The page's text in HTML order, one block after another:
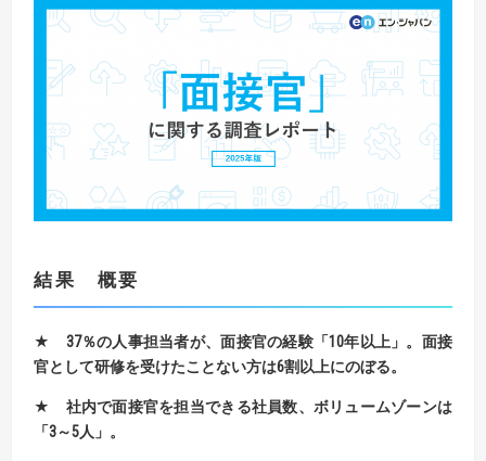
結果 概要
★ 37％の人事担当者が、面接官の経験「10年以上」。 面接
官として研修を受けたことない方は6割以上にのぼる。
★ 社内で面接官を担当できる社員数、ボリュームゾーンは
「3～5人」。